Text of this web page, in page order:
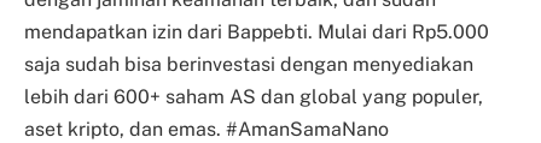
mendapatkan izin dari Bappebti. Mulai dari Rp5.000
saja sudah bisa berinvestasi dengan menyediakan
lebih dari 600+ saham AS dan global yang populer,
aset kripto, dan emas. #AmanSamaNano